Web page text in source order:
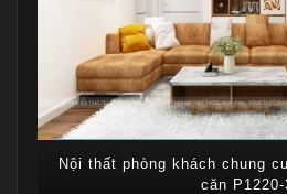
Nội thất phòng khách chung
căn P1220-